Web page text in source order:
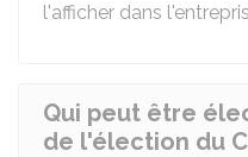
l'afficher dans
Qui peut être
de l'élection du